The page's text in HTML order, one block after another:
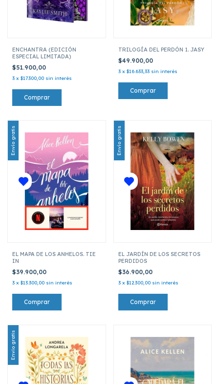
ENCHANTRA (EDICIÓN
ESPECIAL LIMITADA)
$51.900,00
3 x $17.300,00 sin interés
TRILOGÍA DEL PERDÓN 1. JASY
$49.900,00
3 x $16.633,33 sin interés
Envío gratis
EL MAPA DE LOS ANHELOS. TIE
IN
$39.900,00
3 x $13.300,00 sin interés
Envío gratis
EL JARDÍN DE LOS SECRETOS
PERDIDOS
$36.900,00
3 x $12.300,00 sin interés
Envío gratis